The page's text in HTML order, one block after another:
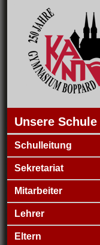
Unsere Schule
Schulleitung
Sekretariat
Mitarbeiter
Lehrer
Eltern